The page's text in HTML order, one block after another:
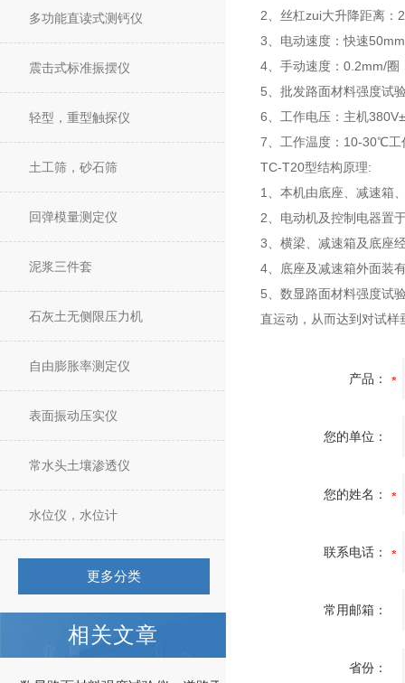
多功能直读式测钙仪
震击式标准振摆仪
轻型，重型触探仪
土工筛，砂石筛
回弹模量测定仪
泥浆三件套
石灰土无侧限压力机
自由膨胀率测定仪
表面振动压实仪
常水头土壤渗透仪
水位仪，水位计
更多分类
相关文章
2、丝杠zui大升降距离：
3、电动速度：快速
4、手动速度：0.2mm/圈
5、批发路面材料强度试
6、工作电压：主机
7、工作温度：10-30℃
TC-T20型结构原理:
1、本机由底座、减速箱
2、电动机及控制电器置
3、横梁、减速箱及底座
4、底座及减速箱外面装
5、数显路面材料强度试
直运动，从而达到对试
产品：
您的单位：
您的姓名：
联系电话：
常用邮箱：
省份：